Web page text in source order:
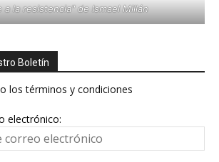
a la resistencia" de Ismael Millán
Boletín
los términos y condiciones
electrónico: